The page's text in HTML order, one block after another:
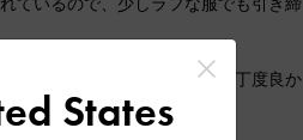
スを履いても３７のサイズで丁度良か
States